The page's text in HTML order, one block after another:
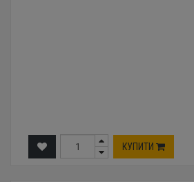
КУПИТИ